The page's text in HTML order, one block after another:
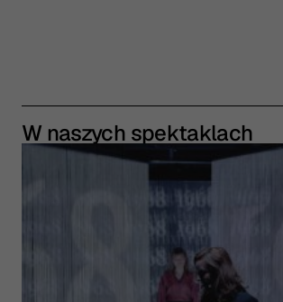
W naszych spektaklach